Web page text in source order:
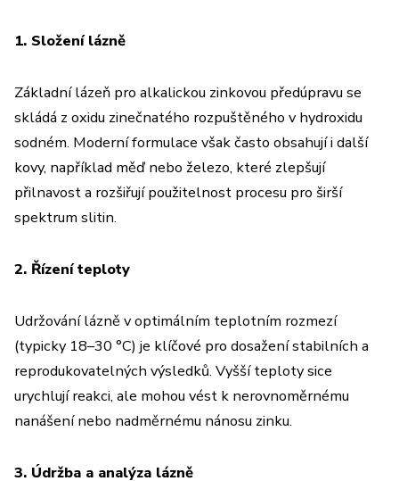
1. Složení lázně
Základní lázeň pro alkalickou zinkovou předúpravu se
skládá z oxidu zinečnatého rozpuštěného v hydroxidu
sodném. Moderní formulace však často obsahují i další
kovy, například měď nebo železo, které zlepšují
přilnavost a rozšiřují použitelnost procesu pro širší
spektrum slitin.
2. Řízení teploty
Udržování lázně v optimálním teplotním rozmezí
(typicky 18–30 °C) je klíčové pro dosažení stabilních a
reprodukovatelných výsledků. Vyšší teploty sice
urychlují reakci, ale mohou vést k nerovnoměrnému
nanášení nebo nadměrnému nánosu zinku.
3. Údržba a analýza lázně